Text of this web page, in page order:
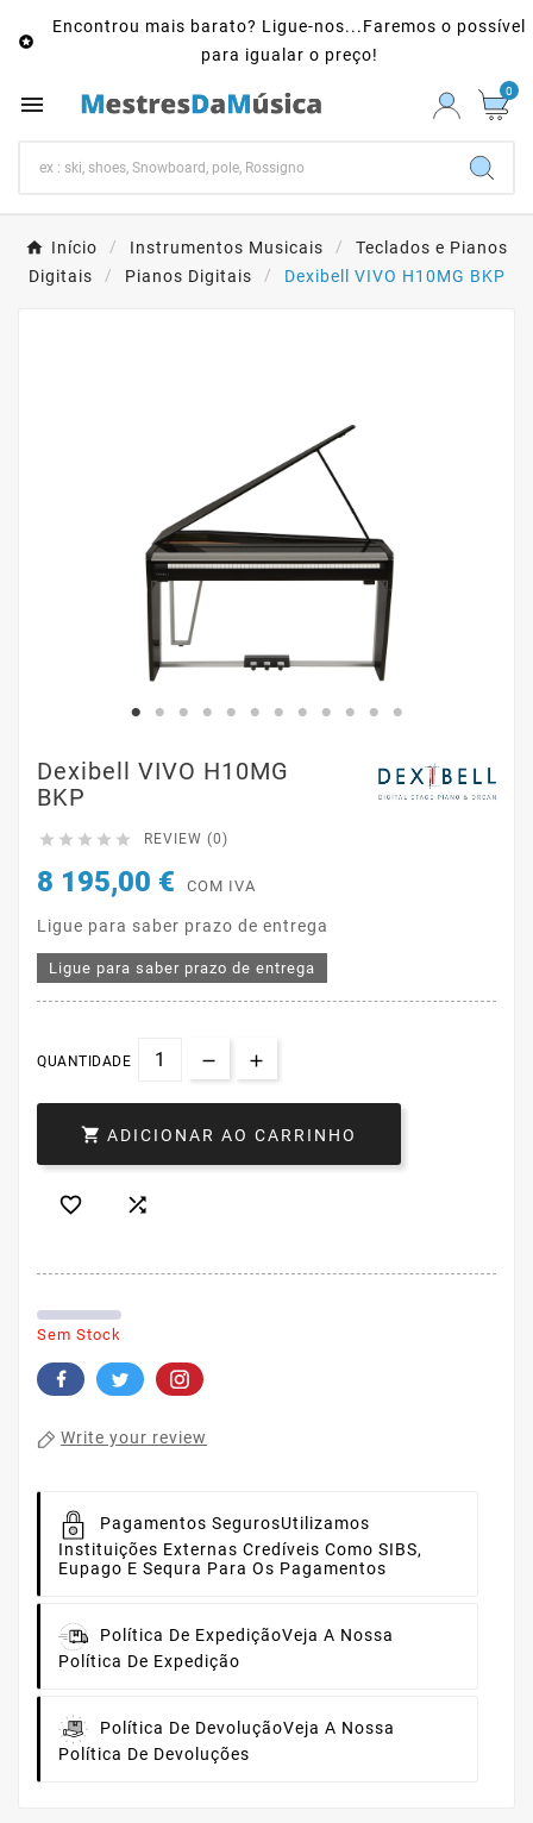

Encontrou mais barato? Ligue-nos...Faremos o possível
para igualar o preço!
 0
Início Instrumentos Musicais
Teclados e Pianos
Digitais
Pianos Digitais Dexibell VIVO H10MG BKP
Dexibell VIVO H10MG
BKP
     REVIEW (0)
8 195,00 € COM IVA
Ligue para saber prazo de entrega
Ligue para saber prazo de entrega
QUANTIDADE
 ADICIONAR AO CARRINHO
 
Sem Stock
Write your review
Pagamentos SegurosUtilizamos
Instituições Externas Credíveis Como SIBS,
Eupago E Sequra Para Os Pagamentos
Política De ExpediçãoVeja A Nossa
Política De Expedição
Política De DevoluçãoVeja A Nossa
Política De Devoluções